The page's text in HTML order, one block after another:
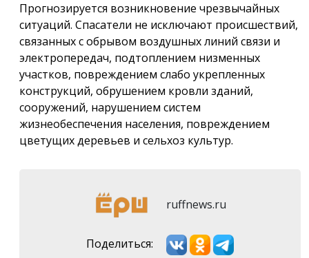
Прогнозируется возникновение чрезвычайных
ситуаций. Спасатели не исключают происшествий,
связанных с обрывом воздушных линий связи и
электропередач, подтоплением низменных
участков, повреждением слабо укрепленных
конструкций, обрушением кровли зданий,
сооружений, нарушением систем
жизнеобеспечения населения, повреждением
цветущих деревьев и сельхоз культур.
ruffnews.ru
Поделиться: